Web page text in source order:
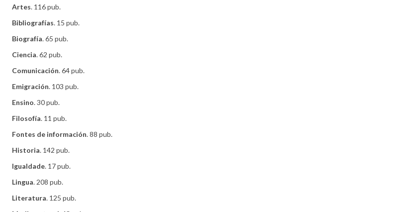
Artes. 116 pub.
Bibliografías. 15 pub.
Biografía. 65 pub.
Ciencia. 62 pub.
Comunicación. 64 pub.
Emigración. 103 pub.
Ensino. 30 pub.
Filosofía. 11 pub.
Fontes de información. 88 pub.
Historia. 142 pub.
Igualdade. 17 pub.
Lingua. 208 pub.
Literatura. 125 pub.